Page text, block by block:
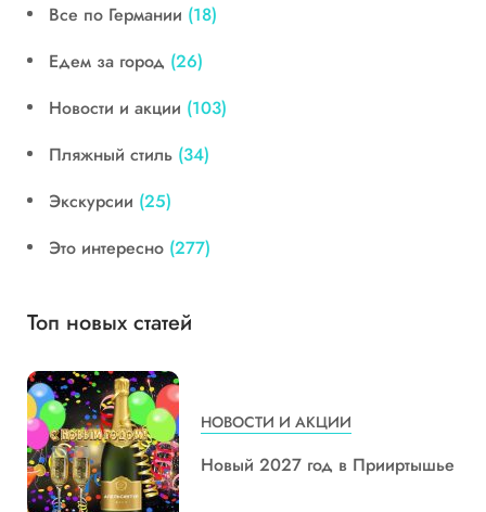
Все по Германии (18)
Едем за город (26)
Новости и акции (103)
Пляжный стиль (34)
Экскурсии (25)
Это интересно (277)
Топ новых статей
НОВОСТИ И АКЦИИ
Новый 2027 год в Прииртышье